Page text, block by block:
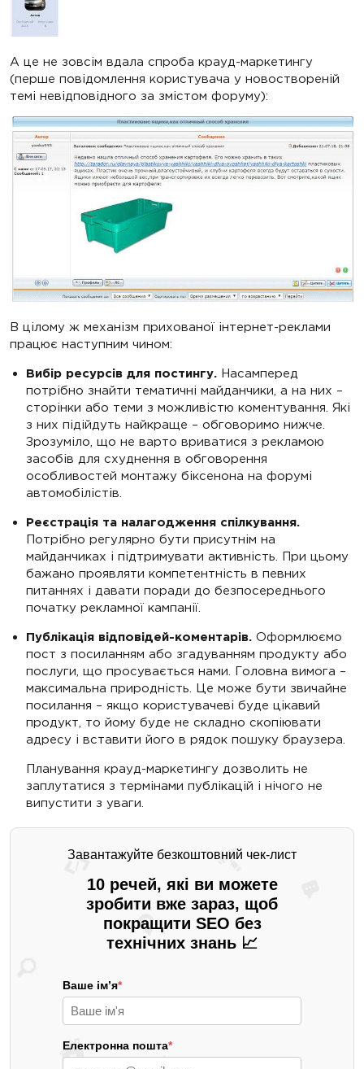
А це не зовсім вдала спроба крауд-маркетингу
(перше повідомлення користувача у новоствореній
темі невідповідного за змістом форуму):
В цілому ж механізм прихованої інтернет-реклами
працює наступним чином:
Вибір ресурсів для постингу. Насамперед
потрібно знайти тематичні майданчики, а на них –
сторінки або теми з можливістю коментування. Які
з них підійдуть найкраще – обговоримо нижче.
Зрозуміло, що не варто вриватися з рекламою
засобів для схуднення в обговорення
особливостей монтажу біксенона на форумі
автомобілістів.
Реєстрація та налагодження спілкування.
Потрібно регулярно бути присутнім на
майданчиках і підтримувати активність. При цьому
бажано проявляти компетентність в певних
питаннях і давати поради до безпосереднього
початку рекламної кампанії.
Публікація відповідей-коментарів. Оформлюємо
пост з посиланням або згадуванням продукту або
послуги, що просувається нами. Головна вимога –
максимальна природність. Це може бути звичайне
посилання – якщо користувачеві буде цікавий
продукт, то йому буде не складно скопіювати
адресу і вставити його в рядок пошуку браузера.
Планування крауд-маркетингу дозволить не
заплутатися з термінами публікацій і нічого не
випустити з уваги.
Завантажуйте безкоштовний чек-лист
10 речей, які ви можете
зробити вже зараз, щоб
покращити SEO без
технічних знань 📈
Ваше ім’я*
Електронна пошта*